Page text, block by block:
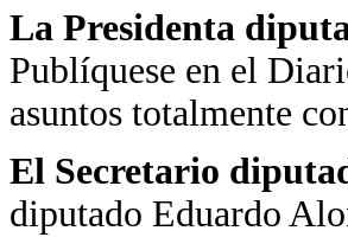
La Presidenta
Publíquese en el
asuntos totalmente
El Secretario
diputado Eduardo